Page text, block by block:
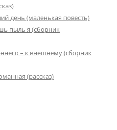
день (маленькая повесть)
пыль я (сборник
– к внешнему (сборник
(рассказ)